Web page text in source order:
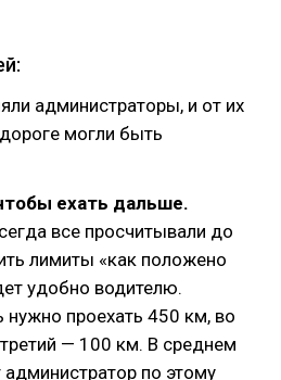
администраторы, и от их
могли быть
ехать дальше.
все просчитывали до
лимиты «как положено
удобно водителю.
нужно проехать 450 км, во
— 100 км. В среднем
по этому